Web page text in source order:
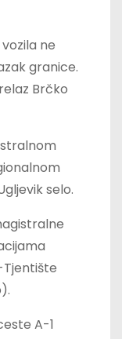
ne
granice.
Brčko
selo.
Tjentište
A-1